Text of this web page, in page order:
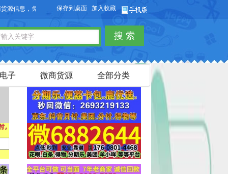
免费发布供求信息，也可以免费发布淘宝客商品信息。
保存到桌面 加入收藏
搜 索
子 微商货源 全部分类